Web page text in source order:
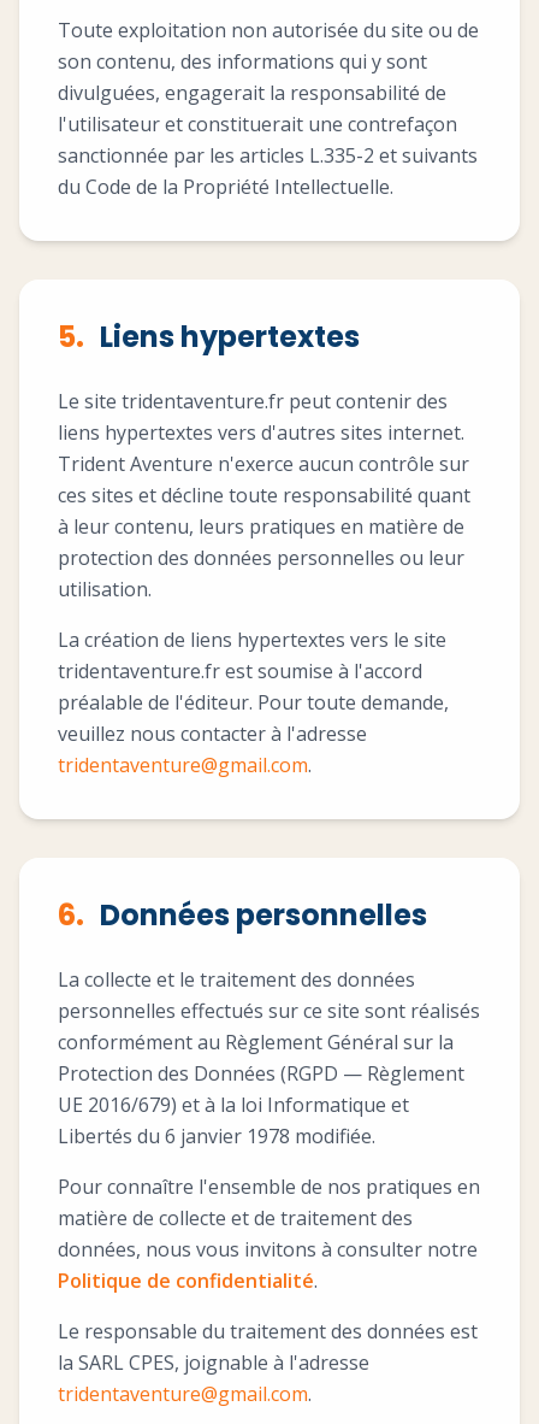
Toute exploitation non autorisée du site ou de
son contenu, des informations qui y sont
divulguées, engagerait la responsabilité de
l'utilisateur et constituerait une contrefaçon
sanctionnée par les articles L.335-2 et suivants
du Code de la Propriété Intellectuelle.
5. Liens hypertextes
Le site tridentaventure.fr peut contenir des
liens hypertextes vers d'autres sites internet.
Trident Aventure n'exerce aucun contrôle sur
ces sites et décline toute responsabilité quant
à leur contenu, leurs pratiques en matière de
protection des données personnelles ou leur
utilisation.
La création de liens hypertextes vers le site
tridentaventure.fr est soumise à l'accord
préalable de l'éditeur. Pour toute demande,
veuillez nous contacter à l'adresse
tridentaventure@gmail.com.
6. Données personnelles
La collecte et le traitement des données
personnelles effectués sur ce site sont réalisés
conformément au Règlement Général sur la
Protection des Données (RGPD — Règlement
UE 2016/679) et à la loi Informatique et
Libertés du 6 janvier 1978 modifiée.
Pour connaître l'ensemble de nos pratiques en
matière de collecte et de traitement des
données, nous vous invitons à consulter notre
Politique de confidentialité.
Le responsable du traitement des données est
la SARL CPES, joignable à l'adresse
tridentaventure@gmail.com.